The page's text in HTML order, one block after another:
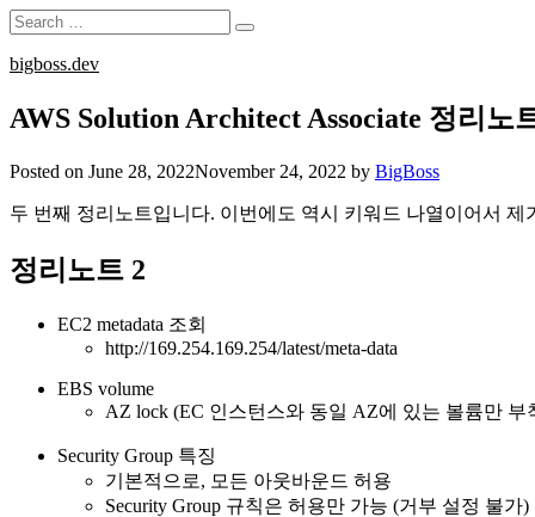
Search
for:
Search
Skip
content
bigboss.dev
AWS Solution Architect Associate 정리노
Posted on June 28, 2022November 24, 2022 by BigBoss
두 번째 정리노트입니다. 이번에도 역시 키워드 나열이어서
정리노트 2
EC2 metadata 조회
http://169.254.169.254/latest/meta-data
EBS volume
AZ lock (EC 인스턴스와 동일 AZ에 있는 볼륨만 부
Security Group 특징
기본적으로, 모든 아웃바운드 허용
Security Group 규칙은 허용만 가능 (거부 설정 불가)